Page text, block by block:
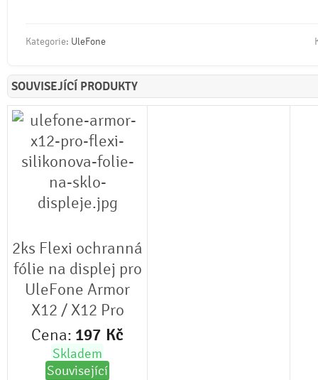
Kategorie: UleFone
SOUVISEJÍCÍ PRODUKTY
2ks Flexi ochranná
fólie na displej pro
UleFone Armor
X12 / X12 Pro
Cena: 197 Kč
Skladem
Související